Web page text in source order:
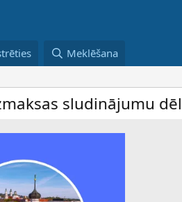
Meklēšana
dēlis –